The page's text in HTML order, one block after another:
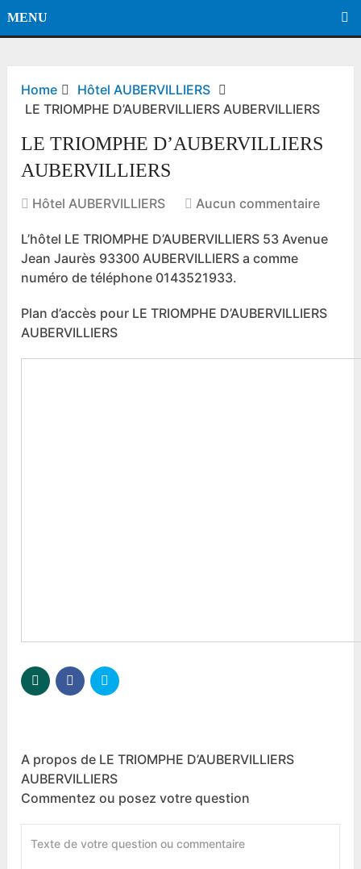
MENU
Home
Hôtel AUBERVILLIERS
LE TRIOMPHE D’AUBERVILLIERS AUBERVILLIERS
LE TRIOMPHE D’AUBERVILLIERS
AUBERVILLIERS
Hôtel AUBERVILLIERS Aucun commentaire
L’hôtel LE TRIOMPHE D’AUBERVILLIERS 53 Avenue
Jean Jaurès 93300 AUBERVILLIERS a comme
numéro de téléphone 0143521933.
Plan d’accès pour LE TRIOMPHE D’AUBERVILLIERS
AUBERVILLIERS
A propos de LE TRIOMPHE D’AUBERVILLIERS
AUBERVILLIERS
Commentez ou posez votre question